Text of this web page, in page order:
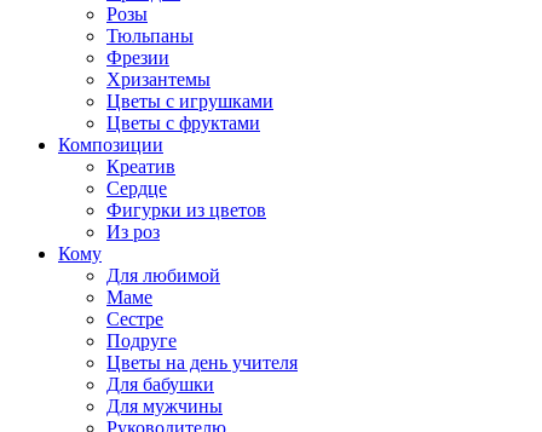
Розы
Тюльпаны
Фрезии
Хризантемы
Цветы с игрушками
Цветы с фруктами
Композиции
Креатив
Сердце
Фигурки из цветов
Из роз
Кому
Для любимой
Маме
Сестре
Подруге
Цветы на день учителя
Для бабушки
Для мужчины
Руководителю